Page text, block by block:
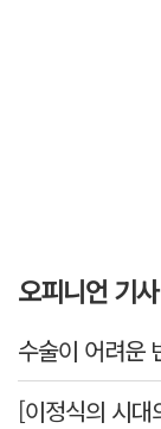
오피니언 기사